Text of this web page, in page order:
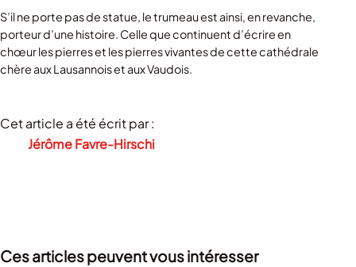
S’il ne porte pas de statue, le trumeau est ainsi, en revanche,
porteur d’une histoire. Celle que continuent d’écrire en
chœur les pierres et les pierres vivantes de cette cathédrale
chère aux Lausannois et aux Vaudois.
Cet article a été écrit par :
Jérôme Favre-Hirschi
Ces articles peuvent vous intéresser